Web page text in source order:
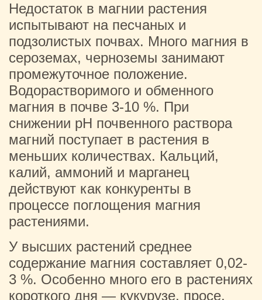
Недостаток в магнии растения
испытывают на песчаных и
подзолистых почвах. Много магния в
сероземах, черноземы занимают
промежуточное положение.
Водорастворимого и обменного
магния в почве 3-10 %. При
снижении рН почвенного раствора
магний поступает в растения в
меньших количествах. Кальций,
калий, аммоний и марганец
действуют как конкуренты в
процессе поглощения магния
растениями.
У высших растений среднее
содержание магния составляет 0,02-
3 %. Особенно много его в растениях
короткого дня — кукурузе, просе,